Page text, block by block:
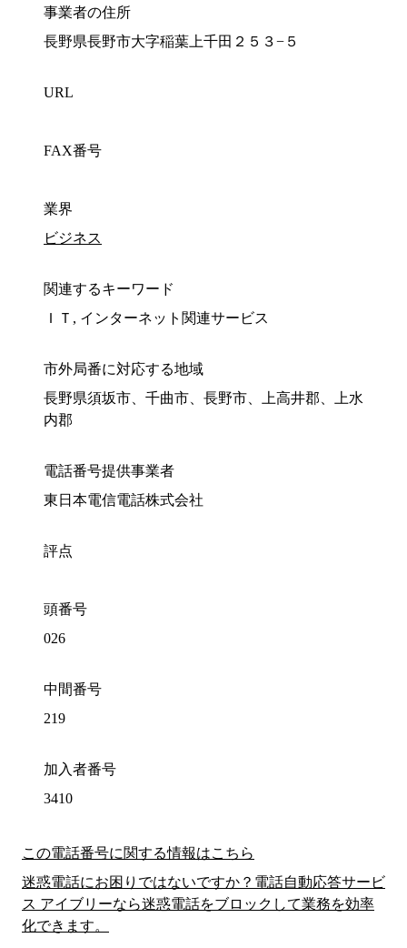
事業者の住所
長野県長野市大字稲葉上千田２５３−５
URL
FAX番号
業界
ビジネス
関連するキーワード
ＩＴ, インターネット関連サービス
市外局番に対応する地域
長野県須坂市、千曲市、長野市、上高井郡、上水
内郡
電話番号提供事業者
東日本電信電話株式会社
評点
頭番号
026
中間番号
219
加入者番号
3410
この電話番号に関する情報はこちら
迷惑電話にお困りではないですか？電話自動応答サービ
ス アイブリーなら迷惑電話をブロックして業務を効率
化できます。